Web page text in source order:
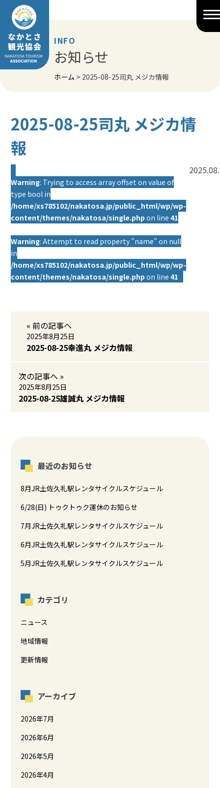
Skip
content
INFO
お知らせ
ホーム > 2025-08-25司丸 メジカ情報
2025-08-25司丸 メジカ情
報
Warning: Trying to access array offset on value of
type bool in
/home/xs785102/nakatosa.jp/public_html/wp/wp-
content/themes/nakatosa/single.php on line41
Warning: Attempt to read property "name" on null
in
/home/xs785102/nakatosa.jp/public_html/wp/wp-
content/themes/nakatosa/single.php on line41
« 前の記事へ
2025年8月25日
2025-08-25幸進丸 メジカ情報
次の記事へ »
2025年8月25日
2025-08-25雄誠丸 メジカ情報
最近のお知らせ
8月JR土佐久礼駅レンタサイクルスケジュール
6/28(日) トゥクトゥク運休のお知らせ
7月JR土佐久礼駅レンタサイクルスケジュール
6月JR土佐久礼駅レンタサイクルスケジュール
5月JR土佐久礼駅レンタサイクルスケジュール
カテゴリ
ニュース
地域情報
更新情報
アーカイブ
2026年7月
2026年6月
2026年5月
2026年4月